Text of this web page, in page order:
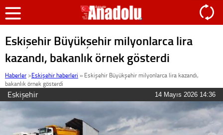
Eskişehir Büyükşehir milyonlarca lira
kazandı, bakanlık örnek gösterdi
Haberler >Eskişehir haberleri » Eskişehir Büyükşehir milyonlarca lira kazandı,
bakanlık örnek gösterdi
Eskişehir 14 Mayıs 2026 14:36